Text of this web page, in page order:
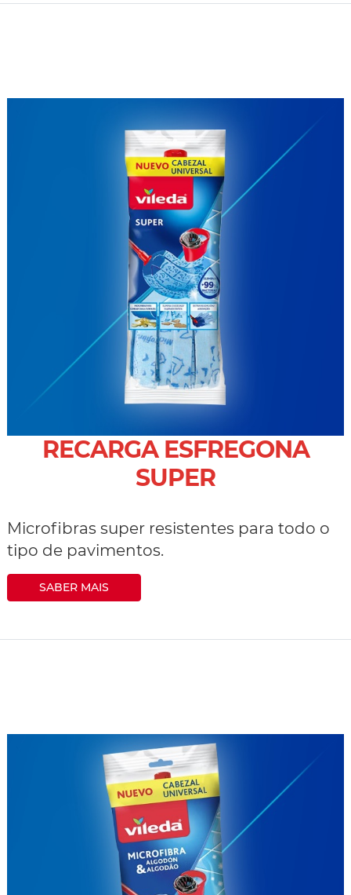
RECARGA ESFREGONA
SUPER
Microfibras super resistentes para todo o
tipo de pavimentos.
SABER MAIS